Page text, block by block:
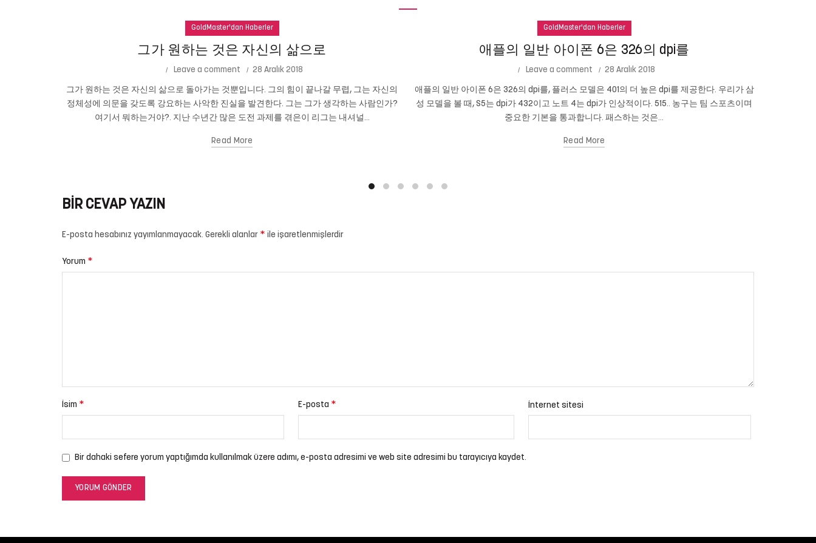
GoldMaster'dan Haberler
그가 원하는 것은 자신의 삶으로
Leave a comment 28 Aralık 2018
그가 원하는 것은 자신의 삶으로 돌아가는 것뿐입니다. 그의 힘이 끝나갈 무렵, 그는 자신의
정체성에 의문을 갖도록 강요하는 사악한 진실을 발견한다. 그는 그가 생각하는 사람인가?
여기서 뭐하는거야?. 지난 수년간 많은 도전 과제를 겪은이 리그는 내셔널...
Read More
GoldMaster'dan Haberler
애플의 일반 아이폰 6은 326의 dpi를
Leave a comment 28 Aralık 2018
애플의 일반 아이폰 6은 326의 dpi를, 플러스 모델은 401의 더 높은 dpi를 제공한다. 우리가 삼
성 모델을 볼 때, S5는 dpi가 432이고 노트 4는 dpi가 인상적이다. 515.. 농구는 팀 스포츠이며
중요한 기본을 통과합니다. 패스하는 것은...
Read More
BIR CEVAP YAZIN
E-posta hesabınız yayımlanmayacak. Gerekli alanlar * ile işaretlenmişlerdir
Yorum *
İsim * E-posta * İnternet sitesi
Bir dahaki sefere yorum yaptığımda kullanılmak üzere adımı, e-posta adresimi ve web site adresimi bu tarayıcıya kaydet.